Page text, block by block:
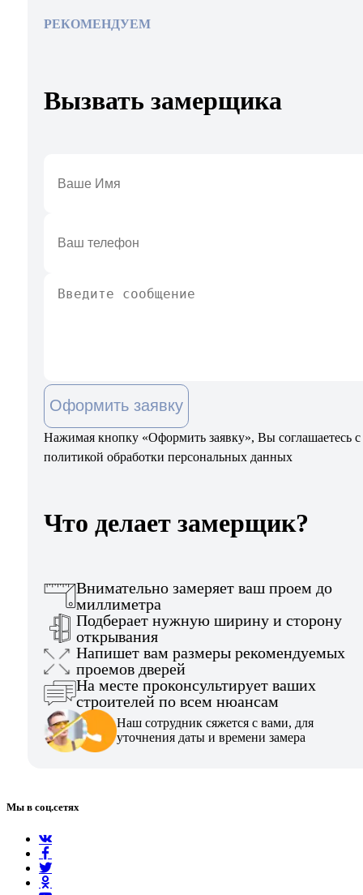
РЕКОМЕНДУЕМ
Вызвать замерщика
Оформить заявку
Нажимая кнопку «Оформить заявку», Вы соглашаетесь с
политикой обработки персональных данных
Что делает замерщик?
Внимательно замеряет ваш проем до
миллиметра
Подберает нужную ширину и сторону
открывания
Напишет вам размеры рекомендуемых
проемов дверей
На месте проконсультирует ваших
строителей по всем нюансам
Наш сотрудник сяжется с вами, для
уточнения даты и времени замера
Мы в соц.сетях